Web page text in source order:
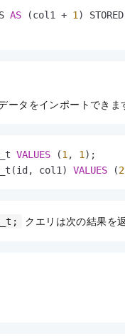
AS (col1 + 1 ) STORED
タをインポートできま
VALUES (1 , 1
col1) VALUES (2
クエリは次の結果を